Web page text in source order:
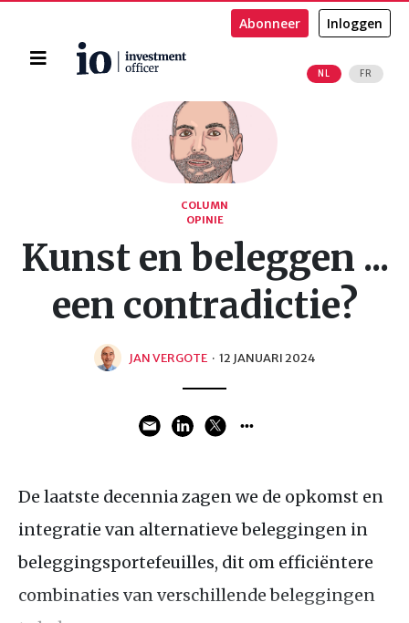
Home
NL FR
Abonneer Inloggen
COLUMN
OPINIE
Kunst en beleggen ...
een contradictie?
JAN VERGOTE · 12 JANUARI 2024
De laatste decennia zagen we de opkomst en
integratie van alternatieve beleggingen in
beleggingsportefeuilles, dit om efficiëntere
combinaties van verschillende beleggingen